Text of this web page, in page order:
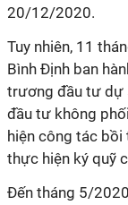
20/12/2020.
Tuy nhiên, 11
Bình Định ban
trương đầu tư dự
đầu tư không
hiện công tác
thực hiện ký quỹ
Đến tháng 5/